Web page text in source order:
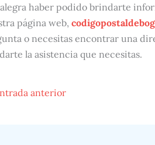
haber podido brindarte
página web,
o necesitas encontrar una
la asistencia que necesitas.
anterior